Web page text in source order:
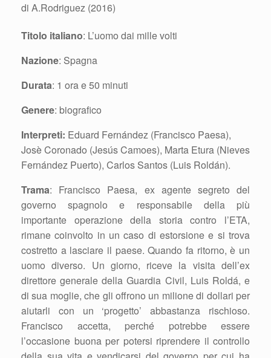
di A.Rodriguez (2016)
Titolo italiano: L’uomo dai mille volti
Nazione: Spagna
Durata: 1 ora e 50 minuti
Genere: biografico
Interpreti: Eduard Fernández (Francisco Paesa),
Josè Coronado (Jesús Camoes), Marta Etura (Nieves
Fernández Puerto), Carlos Santos (Luis Roldán).
Trama: Francisco Paesa, ex agente segreto del
governo spagnolo e responsabile della più
importante operazione della storia contro l’ETA,
rimane coinvolto in un caso di estorsione e si trova
costretto a lasciare il paese. Quando fa ritorno, è un
uomo diverso. Un giorno, riceve la visita dell’ex
direttore generale della Guardia Civil, Luis Roldá, e
di sua moglie, che gli offrono un milione di dollari per
aiutarli con un ‘progetto’ abbastanza rischioso.
Francisco accetta, perché potrebbe essere
l’occasione buona per potersi riprendere il controllo